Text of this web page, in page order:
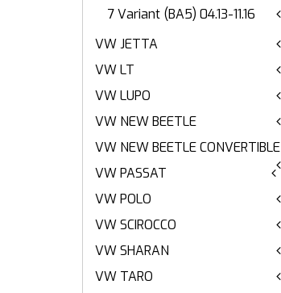
7 Variant (BA5) 04.13-11.16
VW JETTA
VW LT
VW LUPO
VW NEW BEETLE
VW NEW BEETLE CONVERTIBLE
VW PASSAT
VW POLO
VW SCIROCCO
VW SHARAN
VW TARO